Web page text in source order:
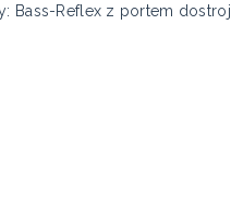
Bass-Reflex z portem